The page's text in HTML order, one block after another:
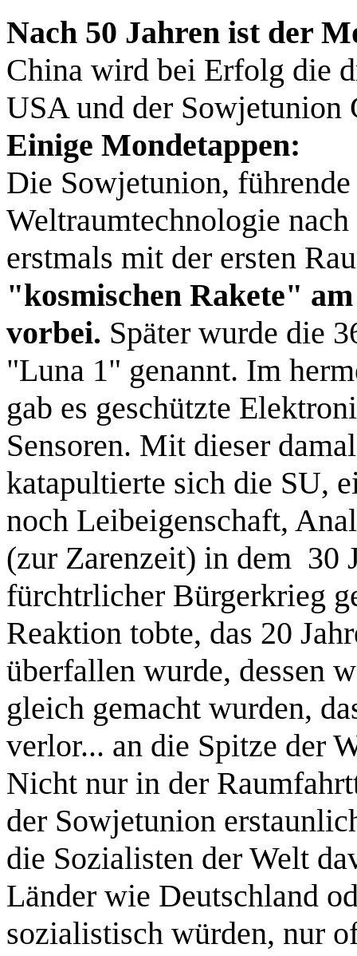
Nach 50 Jahren ist der
China wird bei Erfolg die
USA und der Sowjetunion
Einige Mondetappen:
Die Sowjetunion,
Weltraumtechnologie
erstmals mit der ersten
"kosmischen Rakete"
vorbei. Später wurde die
"Luna 1" genannt. Im
gab es geschützte
Sensoren. Mit dieser
katapultierte sich die SU,
noch Leibeigenschaft,
(zur Zarenzeit) in dem 30
fürchtrlicher Bürgerkrieg
Reaktion tobte, das 20
überfallen wurde, dessen
gleich gemacht wurden,
verlor... an die Spitze der
Nicht nur in der
der Sowjetunion
die Sozialisten der Welt
Länder wie Deutschland
sozialistisch würden, nur